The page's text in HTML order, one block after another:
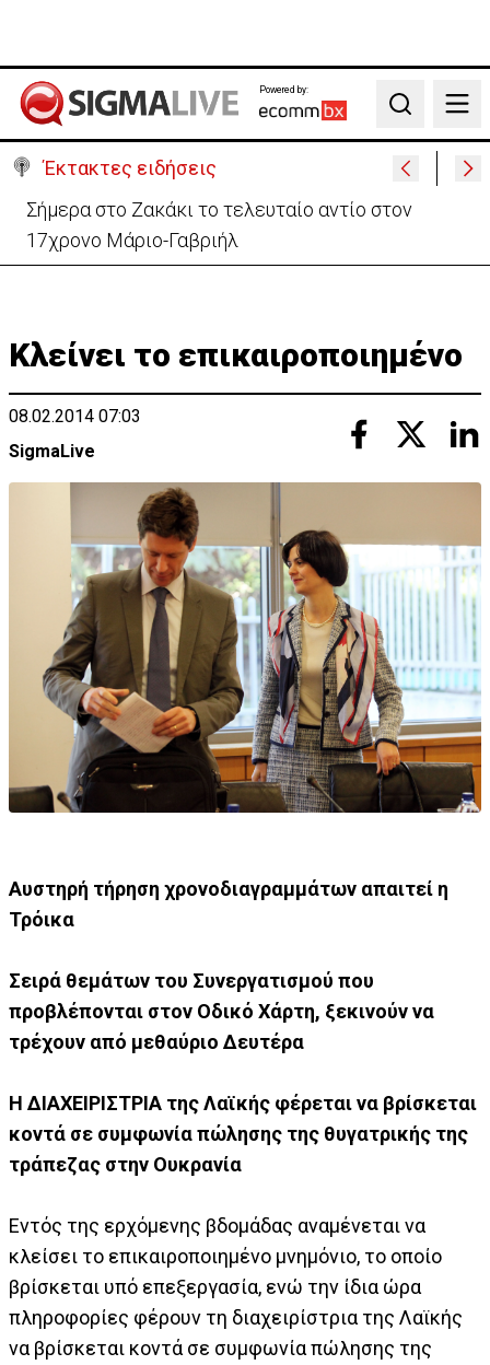
Powered by:
Search
Έκτακτες ειδήσεις
Κρίσιμα 16χρονος οδηγός ηλεκτρικού σκούτερ- Τον
παρέσυρε μεθυσμένος οδηγός
Κλείνει το επικαιροποιημένο
08.02.2014 07:03
SigmaLive
Αυστηρή τήρηση χρονοδιαγραμμάτων απαιτεί η
Τρόικα
Σειρά θεμάτων του Συνεργατισμού που
προβλέπονται στον Οδικό Χάρτη, ξεκινούν να
τρέχουν από μεθαύριο Δευτέρα
Η ΔΙΑΧΕΙΡΙΣΤΡΙΑ της Λαϊκής φέρεται να βρίσκεται
κοντά σε συμφωνία πώλησης της θυγατρικής της
τράπεζας στην Ουκρανία
Εντός της ερχόμενης βδομάδας αναμένεται να
κλείσει το επικαιροποιημένο μνημόνιο, το οποίο
βρίσκεται υπό επεξεργασία, ενώ την ίδια ώρα
πληροφορίες φέρουν τη διαχειρίστρια της Λαϊκής
να βρίσκεται κοντά σε συμφωνία πώλησης της